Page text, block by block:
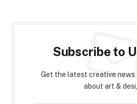
Subscribe to
Get the latest creative news
about art &